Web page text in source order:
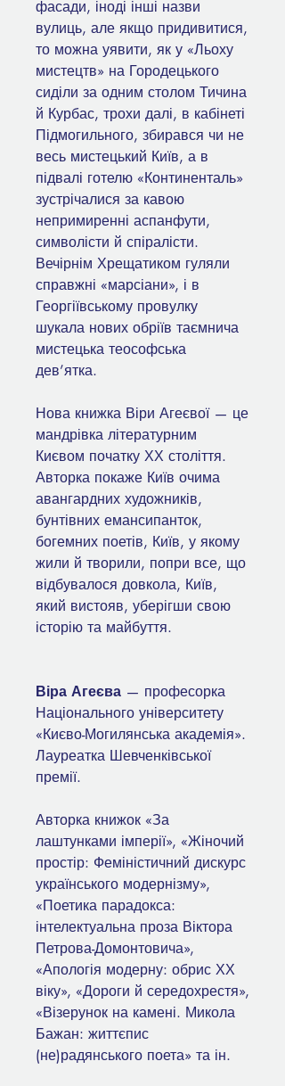
фасади, іноді інші назви
вулиць, але якщо придивитися,
то можна уявити, як у «Льоху
мистецтв» на Городецького
сиділи за одним столом Тичина
й Курбас, трохи далі, в кабінеті
Підмогильного, збирався чи не
весь мистецький Київ, а в
підвалі готелю «Континенталь»
зустрічалися за кавою
непримиренні аспанфути,
символісти й спіралісти.
Вечірнім Хрещатиком гуляли
справжні «марсіани», і в
Георгіївському провулку
шукала нових обріїв таємнича
мистецька теософська
дев’ятка.
Нова книжка Віри Агеєвої — це
мандрівка літературним
Києвом початку ХХ століття.
Авторка покаже Київ очима
авангардних художників,
бунтівних емансипанток,
богемних поетів, Київ, у якому
жили й творили, попри все, що
відбувалося довкола, Київ,
який вистояв, уберігши свою
історію та майбуття.
Віра Агеєва — професорка
Національного університету
«Києво-Могилянська академія».
Лауреатка Шевченківської
премії.
Авторка книжок «За
лаштунками імперії», «Жіночий
простір: Феміністичний дискурс
українського модернізму»,
«Поетика парадокса:
інтелектуальна проза Віктора
Петрова-Домонтовича»,
«Апологія модерну: обрис ХХ
віку», «Дороги й середохрестя»,
«Візерунок на камені. Микола
Бажан: життєпис
(не)радянського поета» та ін.